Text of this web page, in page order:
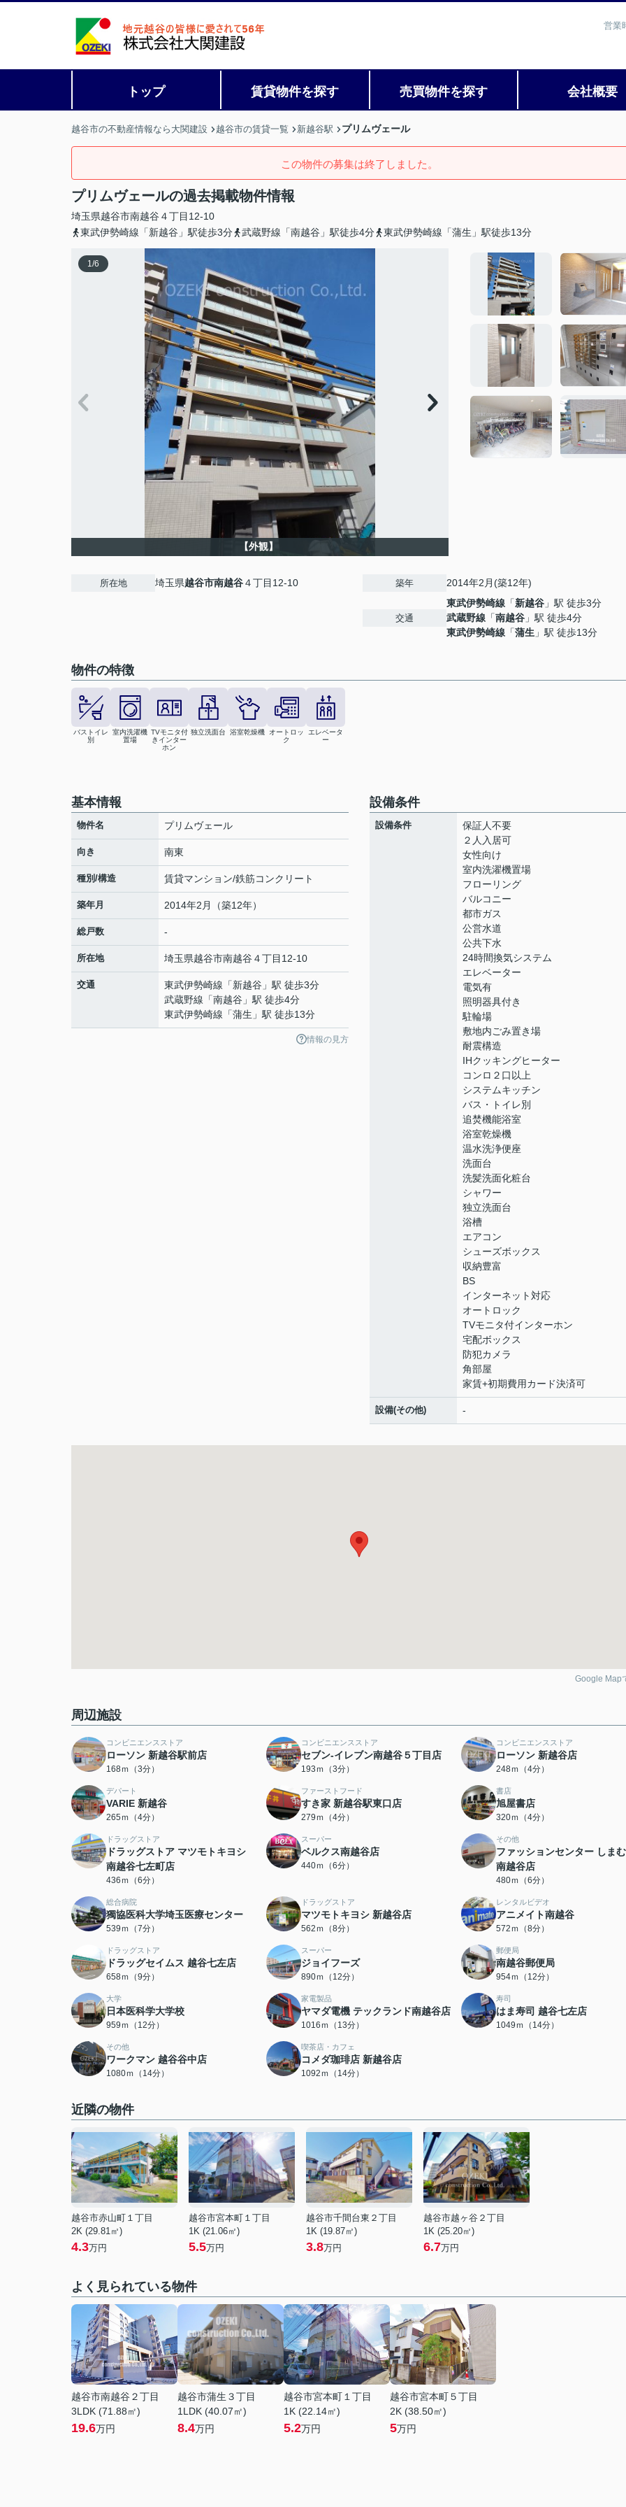
営業
トップ 賃貸物件を探す 売買物件を探す 会社概要
越谷市の不動産情報なら大関建設 越谷市の賃貸一覧 新越谷駅 プリムヴェール
この物件の募集は終了しました。
プリムヴェールの過去掲載物件情報
埼玉県越谷市南越谷 ４丁目12-10
東武伊勢崎線「新越谷」駅徒歩3分
武蔵野線「南越谷」駅徒歩4分 東武伊勢崎線「蒲生」駅徒歩13分
1/6
【外観】
所在地 埼玉県越谷市南越谷４丁目12-10 築年 2014年2月(築12年)
交通
東武伊勢崎線 「新越谷 」駅 徒歩3分
武蔵野線 「南越谷 」駅 徒歩4分
東武伊勢崎線 「蒲生 」駅 徒歩13分
物件の特徴
バストイレ
別
室内洗濯機
置場
TVモニタ付
きインター
ホン
独立洗面台 浴室乾燥機
オートロッ
ク
エレベータ
ー
基本情報
物件名 プリムヴェール
向き 南東
種別/構造 賃貸マンション/鉄筋コンクリート
築年月 2014年2月（築12年）
総戸数 -
所在地 埼玉県越谷市南越谷 ４丁目12-10
交通 東武伊勢崎線 「新越谷 」駅 徒歩3分
武蔵野線 「南越谷 」駅 徒歩4分
東武伊勢崎線 「蒲生 」駅 徒歩13分
情報の見方
設備条件
設備条件
保証人不要
２人入居可
女性向け
室内洗濯機置場
フローリング
バルコニー
都市ガス
公営水道
公共下水
24時間換気システム
エレベーター
電気有
照明器具付き
駐輪場
敷地内ごみ置き場
耐震構造
IHクッキングヒーター
コンロ２口以上
システムキッチン
バス・トイレ別
追焚機能浴室
浴室乾燥機
温水洗浄便座
洗面台
洗髪洗面化粧台
シャワー
独立洗面台
浴槽
エアコン
シューズボックス
収納豊富
BS
インターネット対応
オートロック
TVモニタ付インターホン
宅配ボックス
防犯カメラ
角部屋
家賃+初期費用カード決済可
設備(その他) -
Google Map
周辺施設
コンビニエンスストア
ローソン 新越谷駅前店
168ｍ（3分）
コンビニエンスストア
セブン-イレブン南越谷５丁目店
193ｍ（3分）
コンビニエンスストア
ローソン 新越谷店
248ｍ（4分）
デパート
VARIE 新越谷
265ｍ（4分）
ファーストフード
すき家 新越谷駅東口店
279ｍ（4分）
書店
旭屋書店
320ｍ（4分）
ドラッグストア
ドラッグストア マツモトキヨシ
南越谷七左町店
436ｍ（6分）
スーパー
ベルクス南越谷店
440ｍ（6分）
その他
ファッションセンター しま
南越谷店
480ｍ（6分）
総合病院
獨協医科大学埼玉医療センター
539ｍ（7分）
ドラッグストア
マツモトキヨシ 新越谷店
562ｍ（8分）
レンタルビデオ
アニメイト南越谷
572ｍ（8分）
ドラッグストア
ドラッグセイムス 越谷七左店
658ｍ（9分）
スーパー
ジョイフーズ
890ｍ（12分）
郵便局
南越谷郵便局
954ｍ（12分）
大学
日本医科学大学校
959ｍ（12分）
家電製品
ヤマダ電機 テックランド南越谷店
1016ｍ（13分）
寿司
はま寿司 越谷七左店
1049ｍ（14分）
その他
ワークマン 越谷谷中店
1080ｍ（14分）
喫茶店・カフェ
コメダ珈琲店 新越谷店
1092ｍ（14分）
近隣の物件
越谷市赤山町１丁目
2K (29.81㎡)
4.3万円
越谷市宮本町１丁目
1K (21.06㎡)
5.5万円
越谷市千間台東２丁目
1K (19.87㎡)
3.8万円
越谷市越ヶ谷２丁目
1K (25.20㎡)
6.7万円
よく見られている物件
越谷市南越谷２丁目
3LDK (71.88㎡)
19.6万円
越谷市蒲生３丁目
1LDK (40.07㎡)
8.4万円
越谷市宮本町１丁目
1K (22.14㎡)
5.2万円
越谷市宮本町５丁目
2K (38.50㎡)
5万円